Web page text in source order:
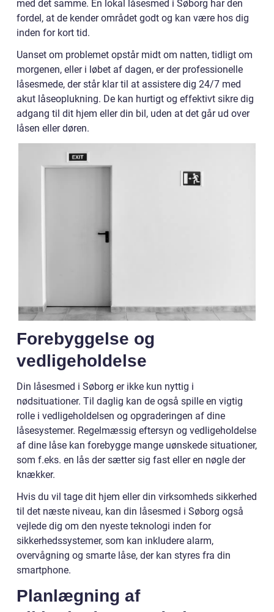
med det samme. En lokal låsesmed i Søborg har den
fordel, at de kender området godt og kan være hos dig
inden for kort tid.
Uanset om problemet opstår midt om natten, tidligt om
morgenen, eller i løbet af dagen, er der professionelle
låsesmede, der står klar til at assistere dig 24/7 med
akut låseoplukning. De kan hurtigt og effektivt sikre dig
adgang til dit hjem eller din bil, uden at det går ud over
låsen eller døren.
Forebyggelse og
vedligeholdelse
Din låsesmed i Søborg er ikke kun nyttig i
nødsituationer. Til daglig kan de også spille en vigtig
rolle i vedligeholdelsen og opgraderingen af dine
låsesystemer. Regelmæssig eftersyn og vedligeholdelse
af dine låse kan forebygge mange uønskede situationer,
som f.eks. en lås der sætter sig fast eller en nøgle der
knækker.
Hvis du vil tage dit hjem eller din virksomheds sikkerhed
til det næste niveau, kan din låsesmed i Søborg også
vejlede dig om den nyeste teknologi inden for
sikkerhedssystemer, som kan inkludere alarm,
overvågning og smarte låse, der kan styres fra din
smartphone.
Planlægning af